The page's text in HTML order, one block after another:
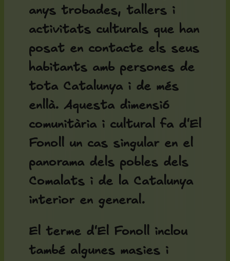
anys trobades, tallers i
activitats culturals que han
posat en contacte els seus
habitants amb persones de
tota Catalunya i de més
enllà. Aquesta dimensió
comunitària i cultural fa d'El
Fonoll un cas singular en el
panorama dels pobles dels
Comalats i de la Catalunya
interior en general.
El terme d'El Fonoll inclou
també algunes masies i